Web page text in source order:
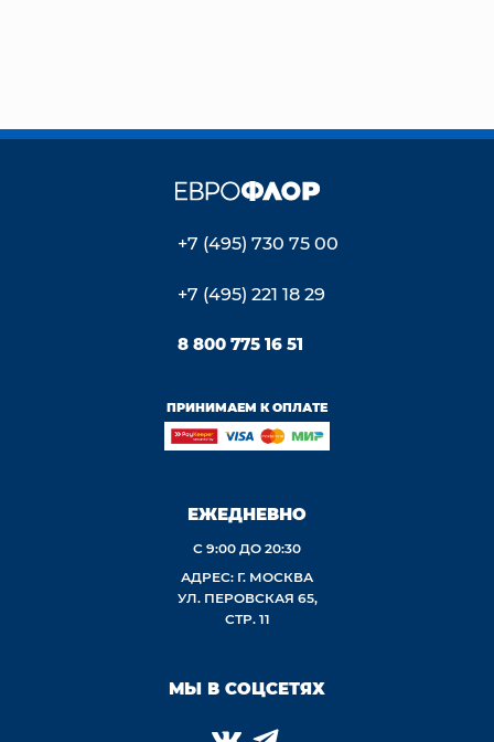
+7 (495) 730 75 00
+7 (495) 221 18 29
8 800 775 16 51
ПРИНИМАЕМ К ОПЛАТЕ
ЕЖЕДНЕВНО
С 9:00 ДО 20:30
АДРЕС: Г. МОСКВА
УЛ. ПЕРОВСКАЯ 65,
СТР. 11
МЫ В СОЦСЕТЯХ